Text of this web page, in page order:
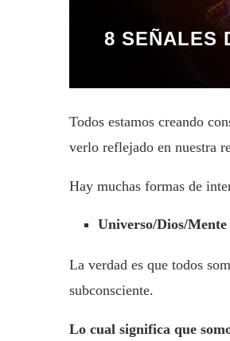
8 SEÑALES
Todos estamos creando
verlo reflejado en nuestra
Hay muchas formas de
Universo/Dios/Mente
La verdad es que todos
subconsciente.
Lo cual significa que